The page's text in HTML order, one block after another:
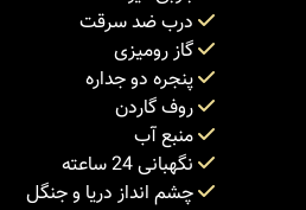
درب ضد سرقت
گاز رومیزی
پنجره دو جداره
روف گاردن
منبع آب
نگهبانی 24 ساعته
چشم انداز دریا و جنگل